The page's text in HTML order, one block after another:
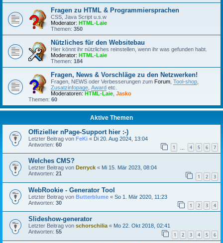
Fragen zu HTML & Programmiersprachen
CSS, Java Script u.s.w
Moderator: HTML-Laie
Themen: 350
Nützliches für den Websitebau
Hier könnt ihr nützliches reinstellen, wenn ihr was gefunden habt.
Moderator: HTML-Laie
Themen: 184
Fragen, News & Vorschläge zu den Netzwerken!
Fragen, NEWS oder Verbesserungen zum Forum Tool-shop
Zusatzinfopage Award etc.
Moderatoren: HTML-Laie Jasko
Themen: 60
Aktive Themen
Offizieller nPage-Support hier :-)
Letzter Beitrag von FeKi « Di 20. Aug 2024, 13:04
Antworten: 60 1 4 5 6 7
Welches CMS?
Letzter Beitrag von Derryck « Mi 15. Mär 2023, 08:04
Antworten: 21 1 2 3
WebRookie - Generator Tool
Letzter Beitrag von Butterblume « So 1. Mär 2020, 11:23
Antworten: 30 1 2 3 4
Slideshow-generator
Letzter Beitrag von schorschilia« Mo 22. Okt 2018, 02:41
Antworten: 55 1 2 3 4 5 6